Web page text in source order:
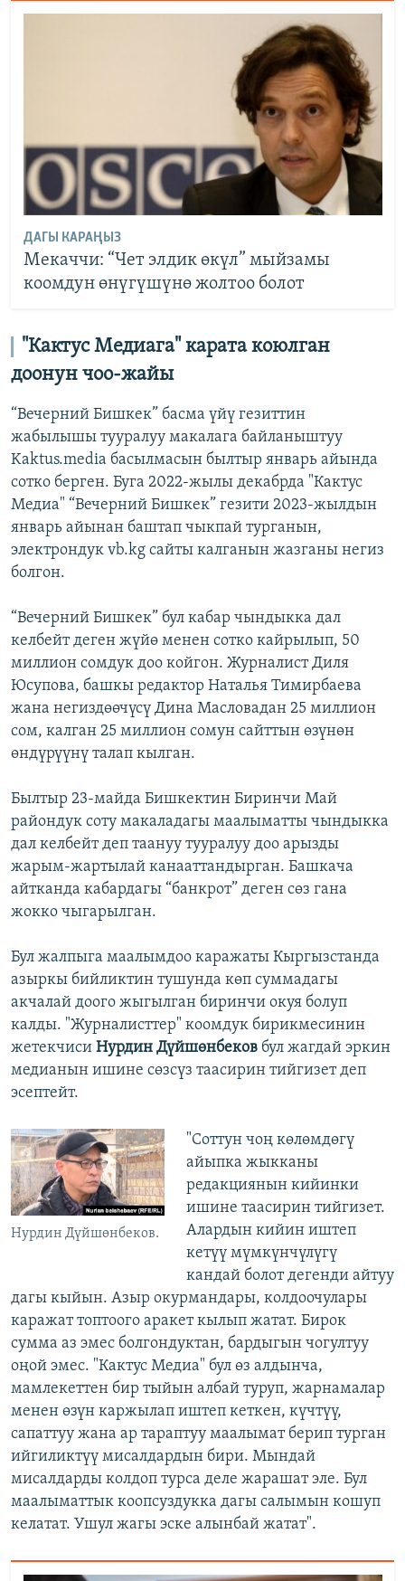
ДАГЫ КАРАҢЫЗ
Мекаччи: “Чет элдик өкүл” мыйзамы
коомдун өнүгүшүнө жолтоо болот
"Кактус Медиага" карата коюлган
доонун чоо-жайы
“Вечерний Бишкек” басма үйү гезиттин
жабылышы тууралуу макалага байланыштуу
Kaktus.media басылмасын былтыр январь айында
сотко берген. Буга 2022-жылы декабрда "Кактус
Медиа" “Вечерний Бишкек” гезити 2023-жылдын
январь айынан баштап чыкпай турганын,
электрондук vb.kg сайты калганын жазганы негиз
болгон.
“Вечерний Бишкек” бул кабар чындыкка дал
келбейт деген жүйө менен сотко кайрылып, 50
миллион сомдук доо койгон. Журналист Диля
Юсупова, башкы редактор Наталья Тимирбаева
жана негиздөөчүсү Дина Масловадан 25 миллион
сом, калган 25 миллион сомун сайттын өзүнөн
өндүрүүнү талап кылган.
Былтыр 23-майда Бишкектин Биринчи Май
райондук соту макаладагы маалыматты чындыкка
дал келбейт деп таануу тууралуу доо арызды
жарым-жартылай канааттандырган. Башкача
айтканда кабардагы “банкрот” деген сөз гана
жокко чыгарылган.
Бул жалпыга маалымдоо каражаты Кыргызстанда
азыркы бийликтин тушунда көп суммадагы
акчалай доого жыгылган биринчи окуя болуп
калды. "Журналисттер" коомдук бирикмесинин
жетекчиси Нурдин Дүйшөнбеков бул жагдай эркин
медианын ишине сөзсүз таасирин тийгизет деп
эсептейт.
Нурдин Дүйшөнбеков.
"Соттун чоң көлөмдөгү
айыпка жыкканы
редакциянын кийинки
ишине таасирин тийгизет.
Алардын кийин иштеп
кетүү мүмкүнчүлүгү
кандай болот дегенди айтуу
дагы кыйын. Азыр окурмандары, колдоочулары
каражат топтоого аракет кылып жатат. Бирок
сумма аз эмес болгондуктан, бардыгын чогултуу
оңой эмес. "Кактус Медиа" бул өз алдынча,
мамлекеттен бир тыйын албай туруп, жарнамалар
менен өзүн каржылап иштеп кеткен, күчтүү,
сапаттуу жана ар тараптуу маалымат берип турган
ийгиликтүү мисалдардын бири. Мындай
мисалдарды колдоп турса деле жарашат эле. Бул
маалыматтык коопсуздукка дагы салымын кошуп
келатат. Ушул жагы эске алынбай жатат".